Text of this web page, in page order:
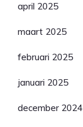
april 2025
maart 2025
februari 2025
januari 2025
december 2024